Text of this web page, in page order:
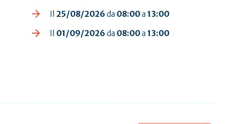
Il 25/08/2026 da 08:00a 13:00
Il 01/09/2026 da 08:00a 13:00